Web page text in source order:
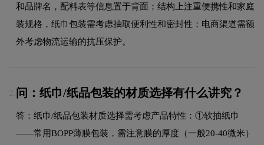
和品牌名，配料表等信息置于背面；结构上注重便携性和家庭
装规格，纸巾包装需考虑抽取便利性和密封性；电商渠道需额
外考虑物流运输的抗压保护。
2. 问：纸巾/纸品包装的材质选择有什么讲究？
答：纸巾/纸品包装材质选择需考虑产品特性：①软抽纸巾
——常用BOPP薄膜包装，需注意膜的厚度（一般20-40微米）